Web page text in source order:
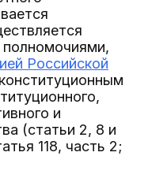
полномочиями,
Российской
и
(статьи 2, 8 и
118, часть 2;